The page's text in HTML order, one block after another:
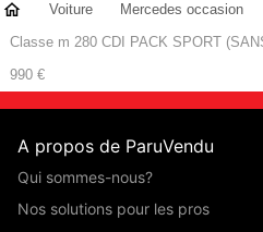
Voiture Mercedes occasion
Classe m 280 CDI PACK SPORT
990 €
A propos de ParuVendu
Qui sommes-nous?
Nos solutions pour les pros